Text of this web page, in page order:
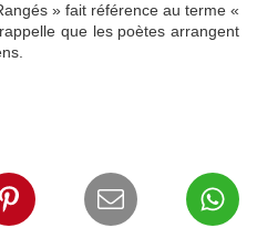
» fait référence au terme «
que les poètes arrangent